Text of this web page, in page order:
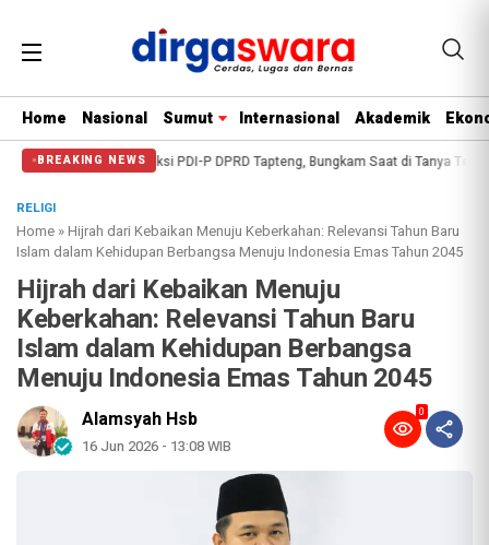
Home Nasional Sumut Internasional Akademik
BREAKING NEWS
PDI-P DPRD Tapteng, Bungkam Saat di Tanya Terkait Pembahasan
RELIGI
Home »Hijrah dari Kebaikan Menuju Keberkahan: Relevansi Tahun Baru
Islam dalam Kehidupan Berbangsa Menuju Indonesia Emas Tahun 2045
Hijrah dari Kebaikan Menuju
Keberkahan: Relevansi Tahun Baru
Islam dalam Kehidupan Berbangsa
Menuju Indonesia Emas Tahun 2045
Alamsyah Hsb
16 Jun 2026 - 13:08 WIB
0